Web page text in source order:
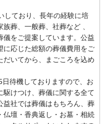
しており、長年の経験に培
葬、一般葬、社葬など 、
をご提案しています。公益
に応じた総額の葬儀費用をご
いてから、まごころを込め
待機しておりますので、お
けつけ、葬儀に関する全て
益社では葬儀はもちろん、葬
仏壇・香典返し・お墓・相続